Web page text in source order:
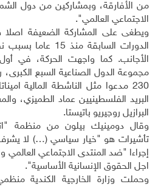
من الأفارقة، وبمشاركين من دول
الاجتماعي العالمي".
ويطغى على المشاركة الضعيفة
الدورات السابقة
الأجانب. كما واجهت الحركة، في
مجموعة الدول الصناعية السبع
230 مدعوا مثل الناشطة المالية
البريد الفلسطينيين عماد الطميزي،
البرازيل روجيريو باتيستا.
وقال دومينيك بيلون من منظمة
تأشيرات هو "خيار سياسي (…) لا
إجراءا "ضد المنتدى الاجتماعي
اجل الحقوق الإنسانية الأساسية".
وحملت وزارة الخارجية الكندية